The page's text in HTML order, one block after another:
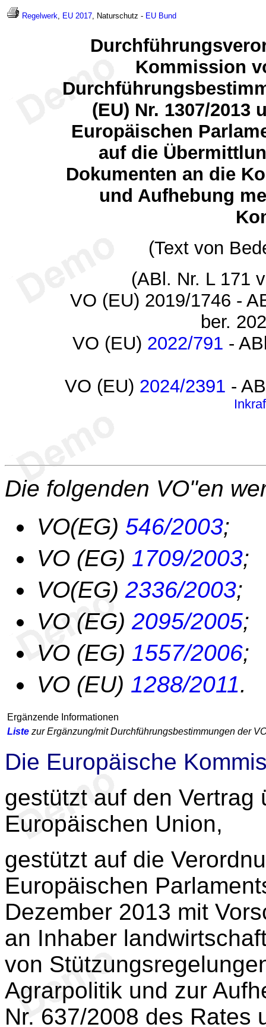
Regelwerk, EU 2017, Naturschutz - EU Bund
Kommission
(EU) Nr. 1307/2013
Europäischen
auf die
Dokumenten an die
und Aufhebung
(Text von
(ABl. Nr. L 171
VO (EU) 2019/1746 -
ber.
VO (EU) 2022/791 -
VO (EU) 2024/2391 -
Die folgenden VO"en
VO(EG) 546/2003;
VO (EG) 1709/2003;
VO(EG) 2336/2003;
VO (EG) 2095/2005;
VO (EG) 1557/2006;
VO (EU) 1288/2011.
Ergänzende Informationen
Liste zur Ergänzung/mit Durchführungsbestimmungen der
Die Europäische
gestützt auf den Vertrag
Europäischen Union,
gestützt auf die
Europäischen
Dezember 2013 mit
an Inhaber
von
Agrarpolitik und zur
Nr. 637/2008 des Rates